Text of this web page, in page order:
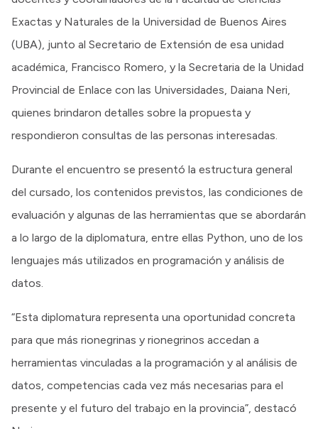
Exactas y Naturales de la Universidad de Buenos Aires
(UBA), junto al Secretario de Extensión de esa unidad
académica, Francisco Romero, y la Secretaria de la Unidad
Provincial de Enlace con las Universidades, Daiana Neri,
quienes brindaron detalles sobre la propuesta y
respondieron consultas de las personas interesadas.
Durante el encuentro se presentó la estructura general
del cursado, los contenidos previstos, las condiciones de
evaluación y algunas de las herramientas que se abordarán
a lo largo de la diplomatura, entre ellas Python, uno de los
lenguajes más utilizados en programación y análisis de
datos.
“Esta diplomatura representa una oportunidad concreta
para que más rionegrinas y rionegrinos accedan a
herramientas vinculadas a la programación y al análisis de
datos, competencias cada vez más necesarias para el
presente y el futuro del trabajo en la provincia”, destacó